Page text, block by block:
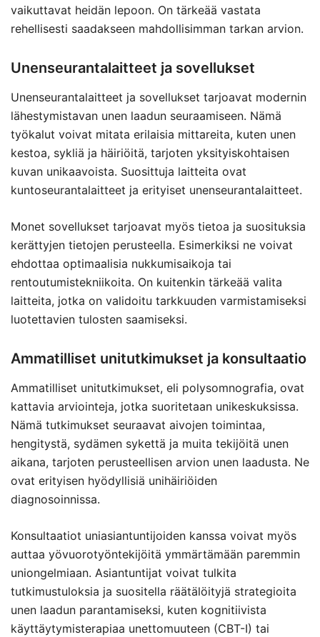
vaikuttavat heidän lepoon. On tärkeää vastata
rehellisesti saadakseen mahdollisimman tarkan arvion.
Unenseurantalaitteet ja sovellukset
Unenseurantalaitteet ja sovellukset tarjoavat modernin
lähestymistavan unen laadun seuraamiseen. Nämä
työkalut voivat mitata erilaisia mittareita, kuten unen
kestoa, sykliä ja häiriöitä, tarjoten yksityiskohtaisen
kuvan unikaavoista. Suosittuja laitteita ovat
kuntoseurantalaitteet ja erityiset unenseurantalaitteet.
Monet sovellukset tarjoavat myös tietoa ja suosituksia
kerättyjen tietojen perusteella. Esimerkiksi ne voivat
ehdottaa optimaalisia nukkumisaikoja tai
rentoutumistekniikoita. On kuitenkin tärkeää valita
laitteita, jotka on validoitu tarkkuuden varmistamiseksi
luotettavien tulosten saamiseksi.
Ammatilliset unitutkimukset ja konsultaatio
Ammatilliset unitutkimukset, eli polysomnografia, ovat
kattavia arviointeja, jotka suoritetaan unikeskuksissa.
Nämä tutkimukset seuraavat aivojen toimintaa,
hengitystä, sydämen sykettä ja muita tekijöitä unen
aikana, tarjoten perusteellisen arvion unen laadusta. Ne
ovat erityisen hyödyllisiä unihäiriöiden
diagnosoinnissa.
Konsultaatiot uniasiantuntijoiden kanssa voivat myös
auttaa yövuorotyöntekijöitä ymmärtämään paremmin
uniongelmiaan. Asiantuntijat voivat tulkita
tutkimustuloksia ja suositella räätälöityjä strategioita
unen laadun parantamiseksi, kuten kognitiivista
käyttäytymisterapiaa unettomuuteen (CBT-I) tai